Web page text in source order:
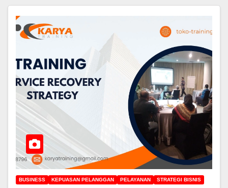
BUSINESS KEPUASAN PELANGGAN PELAYANAN STRATEGI BISNIS